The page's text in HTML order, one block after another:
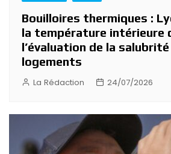
Bouilloires thermiques :
la température intérieure
l’évaluation de la
logements
La Rédaction 24/07/2026